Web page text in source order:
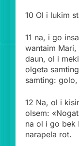
10 Ol i lukim
11 na, i go
wantaim
daun, ol i
olgeta
samting:
12 Na, ol i
olsem:
na ol i go bek
narapela rot.